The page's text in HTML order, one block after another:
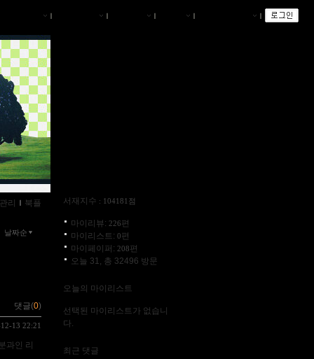
ｌ ｌ ｌ ｌ ｌ
리 ｌ 북플
날짜순
댓글(0)
13 22:21
과인 리
서재지수 : 104181점
마이리뷰: 226편
마이리스트: 0편
마이페이퍼: 208편
오늘 31, 총 32496 방문
오늘의 마이리스트
선택된 마이리스트가 없습니
다.
최근 댓글